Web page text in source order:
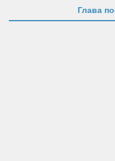
Публичные доклады
Глава